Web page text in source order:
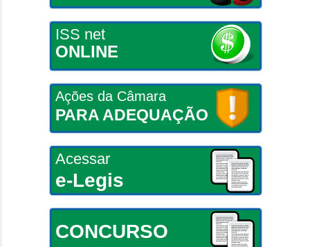
ISS net
ONLINE
Ações da Câmara
PARA ADEQUAÇÃO
Acessar
e-Legis
CONCURSO